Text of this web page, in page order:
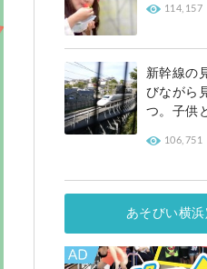
114,157
新幹線の
びながら
つ。子供
106,751
あそびい横